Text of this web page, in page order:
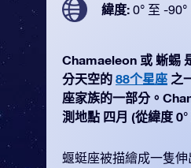
緯度: 0° 至 -90°
Chamaeleon 或 蜥蜴
分天空的 88个星座 之
座家族的一部分。
測地點 四月 (從緯度 0°
蝘蜓座被描繪成一隻